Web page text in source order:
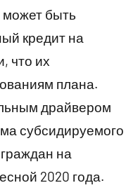
может быть
кредит на
что их
плана.
драйвером
субсидируемого
на
2020 года.